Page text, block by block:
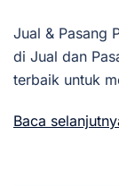
Jual & Pasang
di Jual dan
terbaik untuk
Baca